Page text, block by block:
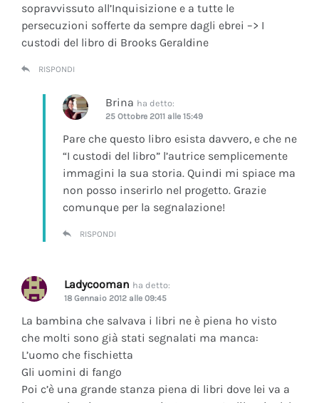
sopravvissuto all’Inquisizione e a tutte le
persecuzioni sofferte da sempre dagli ebrei –> I
custodi del libro di Brooks Geraldine
RISPONDI
Brina ha detto:
25 Ottobre 2011 alle 15:49
Pare che questo libro esista davvero, e che ne
“I custodi del libro” l’autrice semplicemente
immagini la sua storia. Quindi mi spiace ma
non posso inserirlo nel progetto. Grazie
comunque per la segnalazione!
RISPONDI
Ladycooman ha detto:
18 Gennaio 2012 alle 09:45
La bambina che salvava i libri ne è piena ho visto
che molti sono già stati segnalati ma manca:
L’uomo che fischietta
Gli uomini di fango
Poi c’è una grande stanza piena di libri dove lei va a